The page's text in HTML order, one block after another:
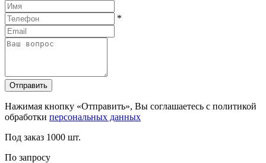
*
Отправить
Нажимая кнопку «Отправить», Вы соглашаетесь с политикой
обработки персональных данных
Под заказ 1000 шт.
По запросу